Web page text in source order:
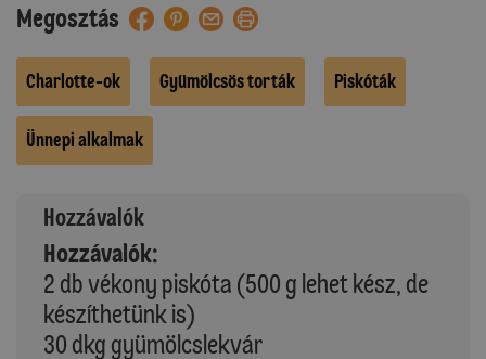
Megosztás
Charlotte-ok Gyümölcsös torták Piskóták
Ünnepi alkalmak
Hozzávalók
Hozzávalók:
2 db vékony piskóta (500 g lehet kész, de
készíthetünk is)
30 dkg gyümölcslekvár